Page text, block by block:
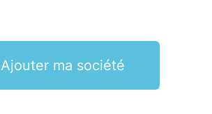
Ajouter ma société